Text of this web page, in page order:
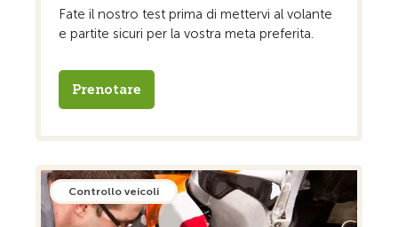
Fate il nostro test prima di mettervi al volante
e partite sicuri per la vostra meta preferita.
Prenotare
Controllo veicoli